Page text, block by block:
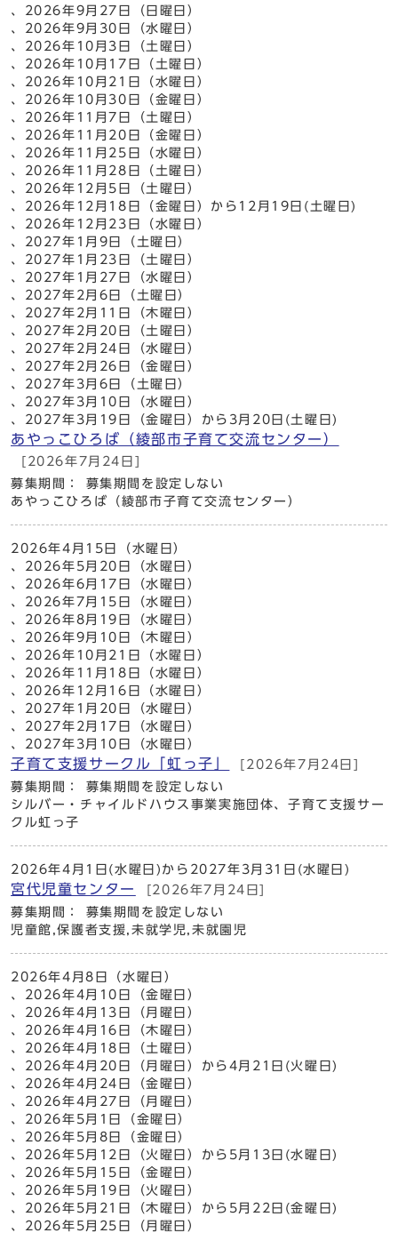
、2026年9月27日（日曜日）
、2026年9月30日（水曜日）
、2026年10月3日（土曜日）
、2026年10月17日（土曜日）
、2026年10月21日（水曜日）
、2026年10月30日（金曜日）
、2026年11月7日（土曜日）
、2026年11月20日（金曜日）
、2026年11月25日（水曜日）
、2026年11月28日（土曜日）
、2026年12月5日（土曜日）
、2026年12月18日（金曜日）から12月19日(土曜日)
、2026年12月23日（水曜日）
、2027年1月9日（土曜日）
、2027年1月23日（土曜日）
、2027年1月27日（水曜日）
、2027年2月6日（土曜日）
、2027年2月11日（木曜日）
、2027年2月20日（土曜日）
、2027年2月24日（水曜日）
、2027年2月26日（金曜日）
、2027年3月6日（土曜日）
、2027年3月10日（水曜日）
、2027年3月19日（金曜日）から3月20日(土曜日)
あやっこひろば（綾部市子育て交流センター）
[2026年7月24日]
募集期間： 募集期間を設定しない
あやっこひろば（綾部市子育て交流センター）
2026年4月15日（水曜日）
、2026年5月20日（水曜日）
、2026年6月17日（水曜日）
、2026年7月15日（水曜日）
、2026年8月19日（水曜日）
、2026年9月10日（木曜日）
、2026年10月21日（水曜日）
、2026年11月18日（水曜日）
、2026年12月16日（水曜日）
、2027年1月20日（水曜日）
、2027年2月17日（水曜日）
、2027年3月10日（水曜日）
子育て支援サークル「虹っ子」 [2026年7月24日]
募集期間： 募集期間を設定しない
シルバー・チャイルドハウス事業実施団体、子育て支援サー
クル虹っ子
2026年4月1日(水曜日)から2027年3月31日(水曜日)
宮代児童センター [2026年7月24日]
募集期間： 募集期間を設定しない
児童館,保護者支援,未就学児,未就園児
2026年4月8日（水曜日）
、2026年4月10日（金曜日）
、2026年4月13日（月曜日）
、2026年4月16日（木曜日）
、2026年4月18日（土曜日）
、2026年4月20日（月曜日）から4月21日(火曜日)
、2026年4月24日（金曜日）
、2026年4月27日（月曜日）
、2026年5月1日（金曜日）
、2026年5月8日（金曜日）
、2026年5月12日（火曜日）から5月13日(水曜日)
、2026年5月15日（金曜日）
、2026年5月19日（火曜日）
、2026年5月21日（木曜日）から5月22日(金曜日)
、2026年5月25日（月曜日）